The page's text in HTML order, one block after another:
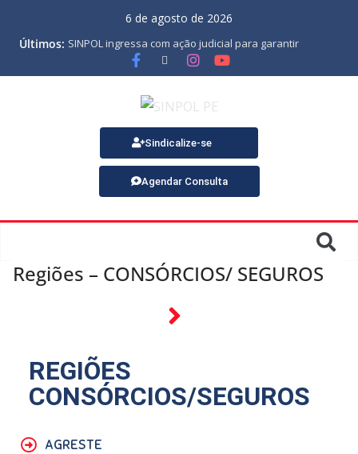
6 de agosto de 2026
Últimos: SINPOL ingressa com ação judicial para garantir
pagamento do PJES atrasado
ASSEMBLEIA GERAL ORDINÁRIA
MINUTA DA LEI ORGÂNICA
Nota de Pesar sobre o falecimento de Gonçalo, um dos
fundadores do SINPOL
SINPOL e CAMPOL promovem 2º Curso de Tiro Policial,
no dia 9 de outubro
Sindicalize-se
Agendar Consulta
Regiões – CONSÓRCIOS/ SEGUROS
REGIÕES
CONSÓRCIOS/SEGUROS
AGRESTE